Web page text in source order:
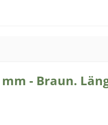
- Braun.